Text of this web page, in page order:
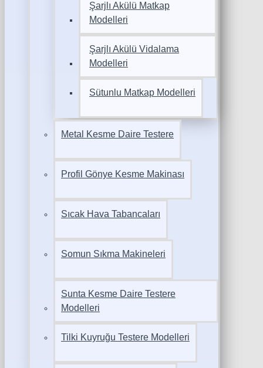
Şarjlı Akülü Matkap
Modelleri
Şarjlı Akülü Vidalama
Modelleri
Sütunlu Matkap Modelleri
Metal Kesme Daire Testere
Profil Gönye Kesme Makinası
Sıcak Hava Tabancaları
Somun Sıkma Makineleri
Sunta Kesme Daire Testere
Modelleri
Tilki Kuyruğu Testere Modelleri